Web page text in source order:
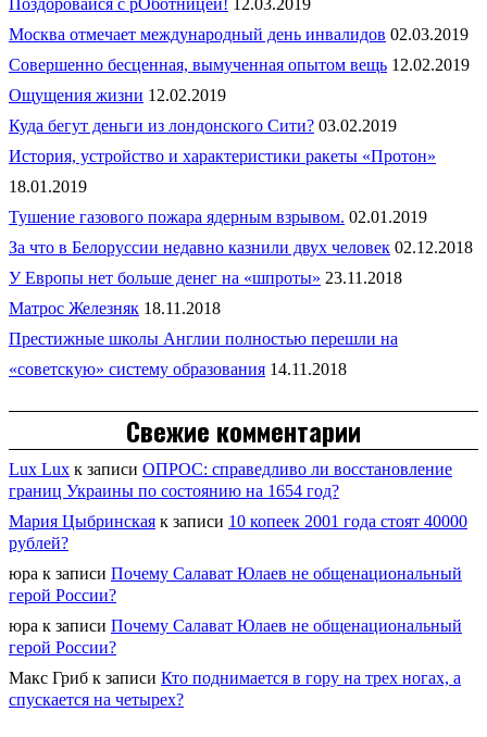
Москва отмечает международный день инвалидов 02.03.2019
Совершенно бесценная, вымученная опытом вещь 12.02.2019
Ощущения жизни 12.02.2019
Куда бегут деньги из лондонского Сити? 03.02.2019
История, устройство и характеристики ракеты «Протон»
18.01.2019
Тушение газового пожара ядерным взрывом. 02.01.2019
За что в Белоруссии недавно казнили двух человек 02.12.2018
У Европы нет больше денег на «шпроты» 23.11.2018
Матрос Железняк 18.11.2018
Престижные школы Англии полностью перешли на
«советскую» систему образования 14.11.2018
Свежие комментарии
Lux Lux к записи ОПРОС: справедливо ли восстановление
границ Украины по состоянию на 1654 год?
Мария Цыбринская к записи 10 копеек 2001 года стоят 40000
рублей?
юра к записи Почему Салават Юлаев не общенациональный
герой России?
юра к записи Почему Салават Юлаев не общенациональный
герой России?
Макс Гриб к записи Кто поднимается в гору на трех ногах, а
спускается на четырех?